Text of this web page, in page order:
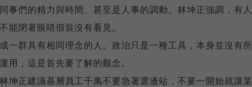
事們的精力與時間、甚至是人事的調動。林坤正強調，有人
能閉著眼睛假裝沒有看見。
一群具有相同理念的人。政治只是一種工具，本身並沒有所
用，這是首先要了解的觀念。
坤正建議基層員工千萬不要急著選邊站，不要一開始就讓某